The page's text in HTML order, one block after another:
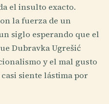
el insulto exacto.
la fuerza de un
siglo esperando que el
Dubravka Ugrešić
y el mal gusto
siente lástima por